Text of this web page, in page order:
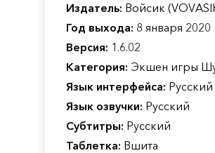
Издатель: Войсик
Год выхода: 8 января 2020
Версия: 1.6.02
Категория: Экшен игры
Язык интерфейса: Русский
Язык озвучки: Русский
Субтитры: Русский
Таблетка: Вшита